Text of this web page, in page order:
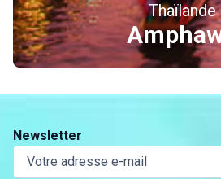
Thaïlande
Newsletter